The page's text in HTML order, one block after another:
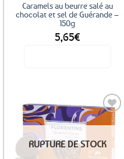
Caramels au beurre salé au
chocolat et sel de Guérande –
150g
5,65€
Ajouter
aux
favoris
RUPTURE DE STOCK